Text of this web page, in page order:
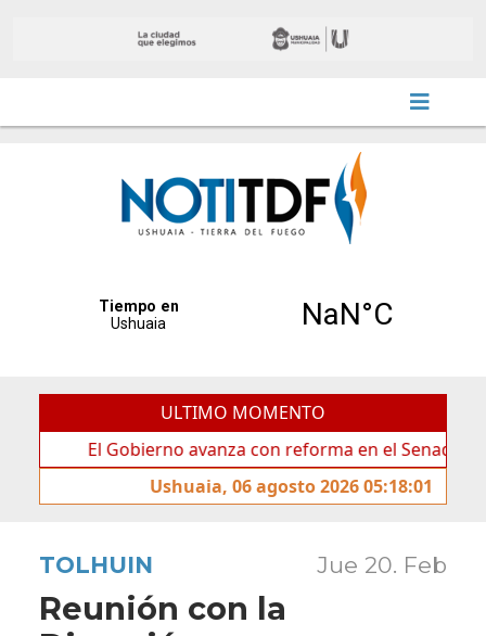
ULTIMO MOMENTO
El Gobierno avanza con reforma en el Senado
Ushuaia, 06 agosto 2026 05:18:01
TOLHUIN Jue 20. Feb
Reunión con la